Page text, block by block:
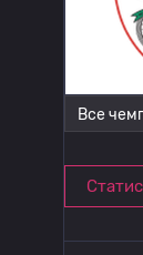
Все